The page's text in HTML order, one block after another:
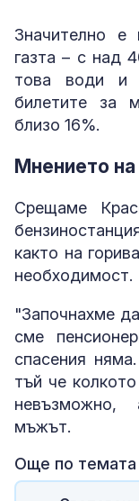
Значително
газта – с над
това води и
билетите за
близо 16%.
Мнението
Срещаме
както на
необходимост.
"Започнахме
сме
спасения
тъй че
мъжът.
Още по темата